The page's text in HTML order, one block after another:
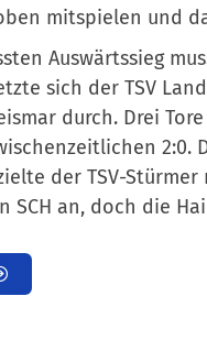
mitspielen und
Auswärtssieg
sich der TSV
durch. Drei
2:0.
der TSV-
SCH an, doch die